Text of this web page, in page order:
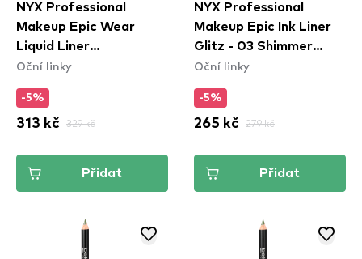
NYX Professional
Makeup Epic Wear
Liquid Liner
Waterproof - White
Oční linky
-5%
313 kč 329 kč
Přidat
NYX Professional
Makeup Epic Ink Liner
Glitz - 03 Shimmer
Stitch
Oční linky
-5%
265 kč 279 kč
Přidat